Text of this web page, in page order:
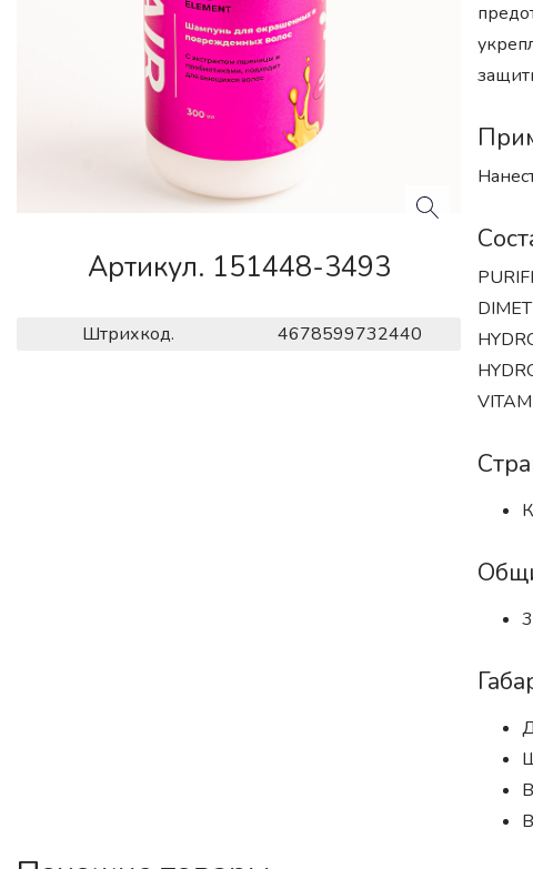
Артикул. 151448-3493
Штрихкод. 4678599732440